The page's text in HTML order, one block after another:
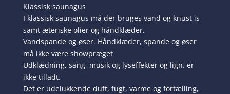
Klassisk saunagus
I klassisk saunagus må der bruges vand og knust is
samt æteriske olier og håndklæder.
Vandspande og øser. Håndklæder, spande og øser
må ikke være showpræget
Udklædning, sang, musik og lyseffekter og lign. er
ikke tilladt.
Det er udelukkende duft, fugt, varme og fortælling,